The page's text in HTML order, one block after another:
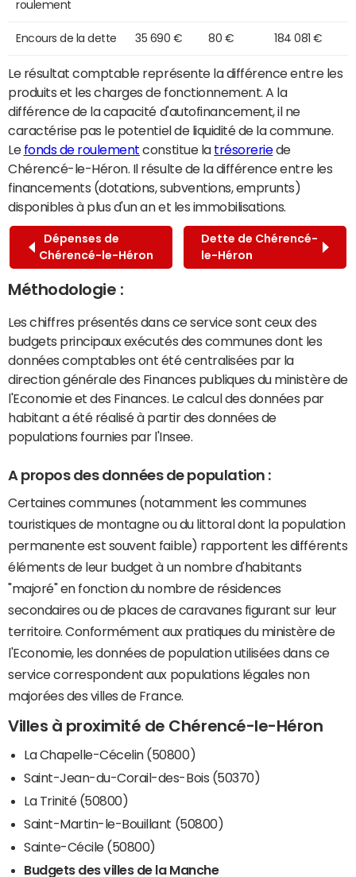
roulement
Encours de la dette 35 690 € 80 € 184 081 €
Le résultat comptable représente la différence entre les
produits et les charges de fonctionnement. A la
différence de la capacité d'autofinancement, il ne
caractérise pas le potentiel de liquidité de la commune.
Le fonds de roulement constitue la trésoreriede
Chérencé-le-Héron. Il résulte de la différence entre les
financements (dotations, subventions, emprunts)
disponibles à plus d'un an et les immobilisations.
Dépenses de
Chérencé-le-Héron
Dette de Chérencé-
le-Héron
Méthodologie :
Les chiffres présentés dans ce service sont ceux des
budgets principaux exécutés des communes dont les
données comptables ont été centralisées par la
direction générale des Finances publiques du ministère de
l'Economie et des Finances. Le calcul des données par
habitant a été réalisé à partir des données de
populations fournies par l'Insee.
A propos des données de population :
Certaines communes (notamment les communes
touristiques de montagne ou du littoral dont la population
permanente est souvent faible) rapportent les différents
éléments de leur budget à un nombre d'habitants
"majoré" en fonction du nombre de résidences
secondaires ou de places de caravanes figurant sur leur
territoire. Conformément aux pratiques du ministère de
l'Economie, les données de population utilisées dans ce
service correspondent aux populations légales non
majorées des villes de France.
Villes à proximité de Chérencé-le-Héron
La Chapelle-Cécelin (50800)
Saint-Jean-du-Corail-des-Bois (50370)
La Trinité (50800)
Saint-Martin-le-Bouillant (50800)
Sainte-Cécile (50800)
Budgets des villes de la Manche